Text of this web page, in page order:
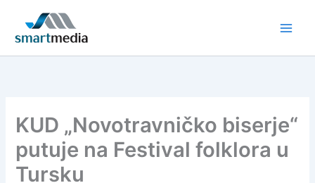
content
KUD „Novotravničko biserje“
putuje na Festival folklora u
Tursku